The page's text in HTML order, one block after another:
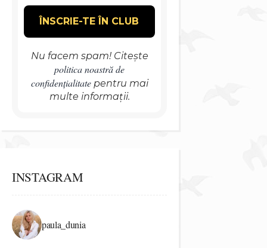
Nu facem spam! Citește
politica noastră de
confidențialitatepentru mai
multe informații.
INSTAGRAM
paula_dunia